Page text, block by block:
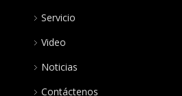
Servicio
Video
Noticias
Contáctenos